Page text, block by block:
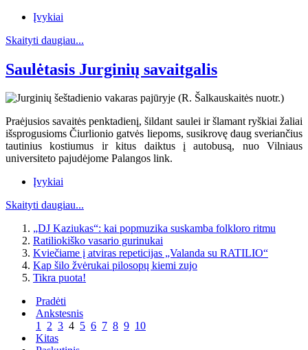
Įvykiai
Skaityti daugiau...
Saulėtasis Jurginių savaitgalis
Praėjusios savaitės penktadienį, šildant saulei ir šlamant ryškiai žaliai
išsprogusioms Čiurlionio gatvės liepoms, susikrovę daug sveriančius
tautinius kostiumus ir kitus daiktus į autobusą, nuo Vilniaus
universiteto pajudėjome Palangos link.
Įvykiai
Skaityti daugiau...
„DJ Kaziukas“: kai popmuzika suskamba folkloro ritmu
Ratiliokiško vasario gurinukai
Kviečiame į atviras repeticijas „Valanda su RATILIO“
Kap šilo žvėrukai pilosopų kiemi zujo
Tikra puota!
Pradėti
Ankstesnis
1 2 3 4 5 6 7 8 9 10
Kitas